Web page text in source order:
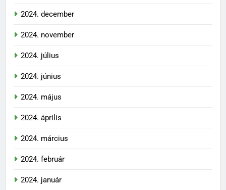
2024. december
2024. november
2024. július
2024. június
2024. május
2024. április
2024. március
2024. február
2024. január